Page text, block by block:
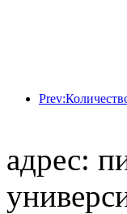
адрес: